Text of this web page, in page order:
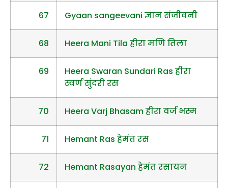
67 Gyaan sangeevani ज्ञान संजीवनी
68 Heera Mani Tila हीरा मणि तिला
69
Heera Swaran Sundari Ras हीरा
स्वर्ण सुंदरी रस
70 Heera Varj Bhasam हीरा वर्ज भस्म
71 Hemant Ras हेमंत रस
72 Hemant Rasayan हेमंत रसायन